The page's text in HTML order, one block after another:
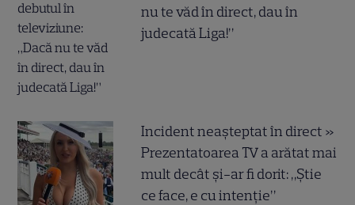
nu te văd în direct, dau în
judecată Liga!”
Incident neașteptat în direct »
Prezentatoarea TV a arătat mai
mult decât și-ar fi dorit: „Știe
ce face, e cu intenție”